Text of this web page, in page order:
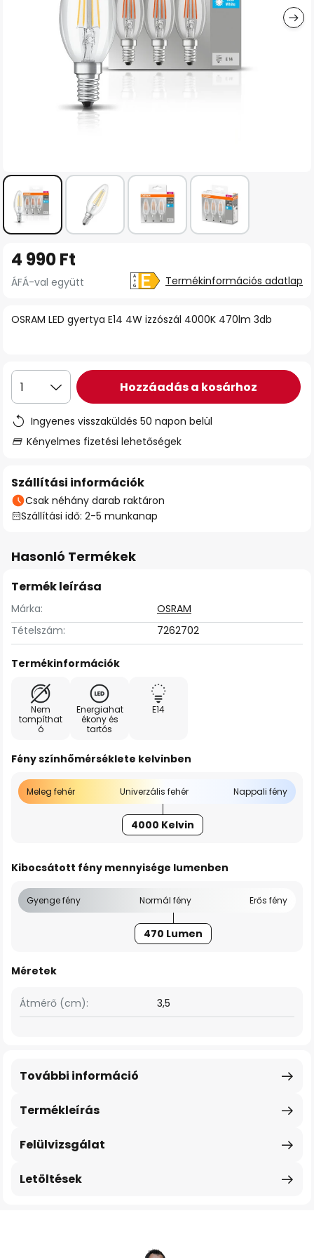
képgaléria
OSRAM LED gyertya E14 4W izzószál 4000K 470lm 3db
4 990 Ft
ÁFÁ-val együtt Termékinformációs adatlap
1 Hozzáadás a kosárhoz
Ingyenes visszaküldés 50 napon belül
Kényelmes fizetési lehetőségek
Szállítási információk
Csak néhány darab raktáron
Szállítási idő: 2-5 munkanap
Hasonló Termékek
Termék leírása
Márka:
OSRAM
Tételszám:
7262702
Termékinformációk
Nem
tompíthat
ó
Energiahat
ékony és
tartós
E14
Fény színhőmérséklete kelvinben
Meleg fehér Univerzális fehér Nappali fény
4000 Kelvin
Kibocsátott fény mennyisége lumenben
Gyenge fény Normál fény Erős fény
470 Lumen
Méretek
Átmérő (cm): 3,5
Termékleírás
További információ
Felülvizsgálat
Letöltések